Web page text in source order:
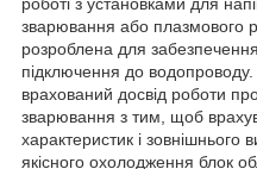
зварювання або плазмового
розроблена для
підключення до
врахований досвід роботи
зварювання з тим, щоб
характеристик і зовнішнього
якісного охолодження блок